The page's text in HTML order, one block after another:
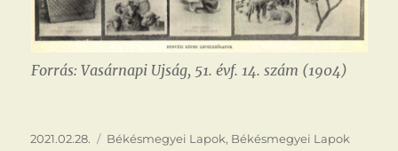
Forrás: Vasárnapi Ujság, 51. évf. 14. szám (1904)
Közzétéve
2021.02.28. Kategória
Békésmegyei Lapok, Békésmegyei Lapok